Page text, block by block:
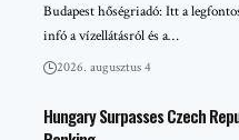
Budapest hőségriadó: Itt a
infó a vízellátásról és a…
2026. augusztus 4
Hungary Surpasses Czech